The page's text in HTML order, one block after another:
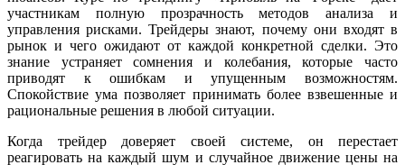
участникам полную прозрачность методов анализа и
управления рисками. Трейдеры знают, почему они входят в
рынок и чего ожидают от каждой конкретной сделки. Это
знание устраняет сомнения и колебания, которые часто
приводят к ошибкам и упущенным возможностям.
Спокойствие ума позволяет принимать более взвешенные и
рациональные решения в любой ситуации.
Когда трейдер доверяет своей системе, он перестает
реагировать на каждый шум и случайное движение цены на